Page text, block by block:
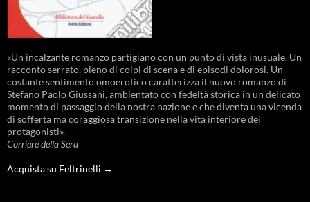
«Un incalzante romanzo partigiano con un punto di vista inusuale. Un
racconto serrato, pieno di colpi di scena e di episodi dolorosi. Un
costante sentimento omoerotico caratterizza il nuovo romanzo di
Stefano Paolo Giussani, ambientato con fedeltà storica in un delicato
momento di passaggio della nostra nazione e che diventa una vicenda
di sofferta ma coraggiosa transizione nella vita interiore dei
protagonisti».
Corriere della Sera
Acquista su Feltrinelli →